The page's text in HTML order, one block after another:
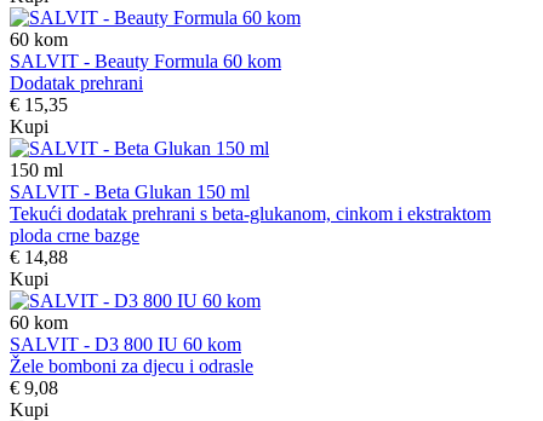
60 kom
SALVIT - Beauty Formula 60 kom
Dodatak prehrani
€ 15,35
Kupi
150 ml
SALVIT - Beta Glukan 150 ml
Tekući dodatak prehrani s beta-glukanom, cinkom i ekstraktom
ploda crne bazge
€ 14,88
Kupi
60 kom
SALVIT - D3 800 IU 60 kom
Žele bomboni za djecu i odrasle
€ 9,08
Kupi